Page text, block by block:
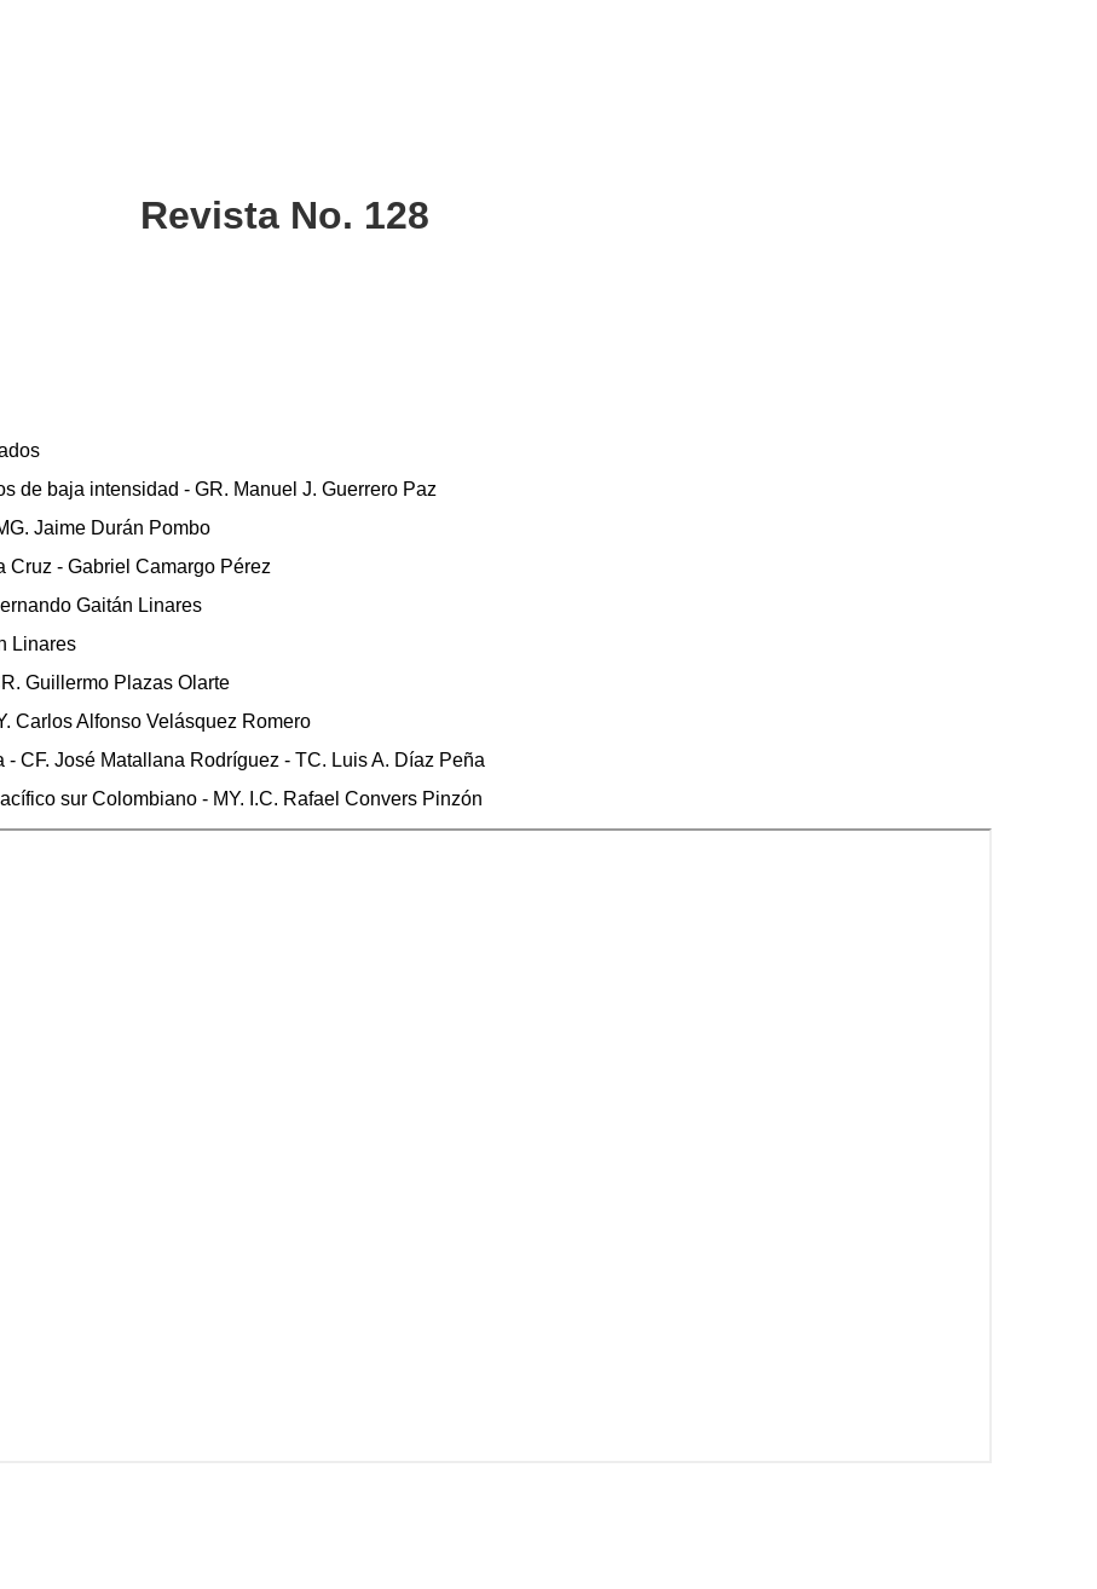
Revista No. 128
de baja intensidad - GR. Manuel J. Guerrero Paz
Jaime Durán Pombo
Cruz - Gabriel Camargo Pérez
Gaitán Linares
Linares
Guillermo Plazas Olarte
Carlos Alfonso Velásquez Romero
CF. José Matallana Rodríguez - TC. Luis A. Díaz Peña
sur Colombiano - MY. I.C. Rafael Convers Pinzón